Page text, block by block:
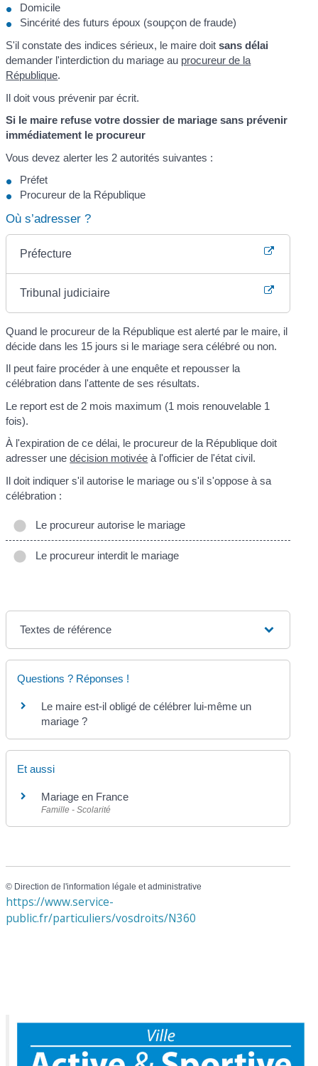
Domicile
Sincérité des futurs époux (soupçon de fraude)
S'il constate des indices sérieux, le maire doitsans délai
demander l'interdiction du mariage au procureur de la
République.
Il doit vous prévenir par écrit.
Si le maire refuse votre dossier de mariage sans prévenir
immédiatement le procureur
Vous devez alerter les 2 autorités suivantes :
Préfet
Procureur de la République
Où s’adresser ?
Préfecture
Tribunal judiciaire
Quand le procureur de la République est alerté par le maire, il
décide dans les 15 jours si le mariage sera célébré ou non.
Il peut faire procéder à une enquête et repousser la
célébration dans l'attente de ses résultats.
Le report est de 2 mois maximum (1 mois renouvelable 1
fois).
À l'expiration de ce délai, le procureur de la République doit
adresser unedécision motivée à l'officier de l'état civil.
Il doit indiquer s'il autorise le mariage ou s'il s'oppose à sa
célébration :
Le procureur autorise le mariage
Le procureur interdit le mariage
Textes de référence
Questions ? Réponses !
Le maire est-il obligé de célébrer lui-même un
mariage ?
Et aussi
Mariage en France
Famille - Scolarité
© Direction de l'information légale et administrative
https://www.service-
public.fr/particuliers/vosdroits/N360